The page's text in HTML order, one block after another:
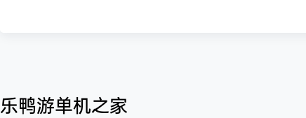
乐鸭游单机之家